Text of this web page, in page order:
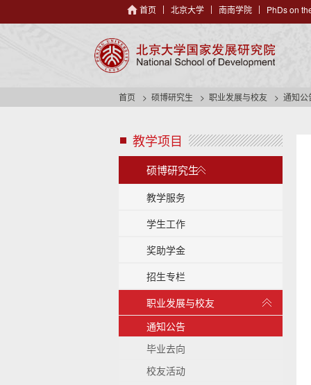
首页 北京大学 南南学院 PhDs on
首页 硕博研究生 职业发展与校友 通知公
教学项目 s
i
d
e
e
r
a
硕博研究生
开
教学服务
学生工作
奖助学金
招生专栏
职业发展与校友
展
收
通知公告
毕业去向
校友活动